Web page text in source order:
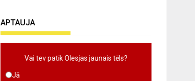
APTAUJA
Vai tev patīk Olesjas jaunais tēls?
Jā